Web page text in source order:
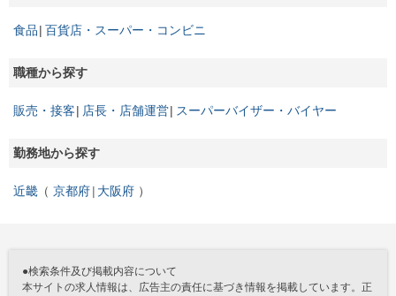
食品 百貨店・スーパー・コンビニ
職種から探す
販売・接客 店長・店舗運営 スーパーバイザー・バイヤー
勤務地から探す
近畿 京都府 大阪府
●検索条件及び掲載内容について
本サイトの求人情報は、広告主の責任に基づき情報を掲載しています。正